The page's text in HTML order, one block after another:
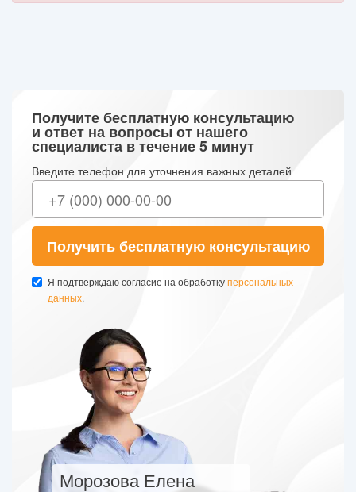
Получите бесплатную консультацию
и ответ на вопросы от нашего
специалиста в течение 5 минут
Введите телефон для уточнения важных деталей
Получить бесплатную консультацию
Я подтверждаю согласие на обработкуперсональных
данных.
Морозова Елена